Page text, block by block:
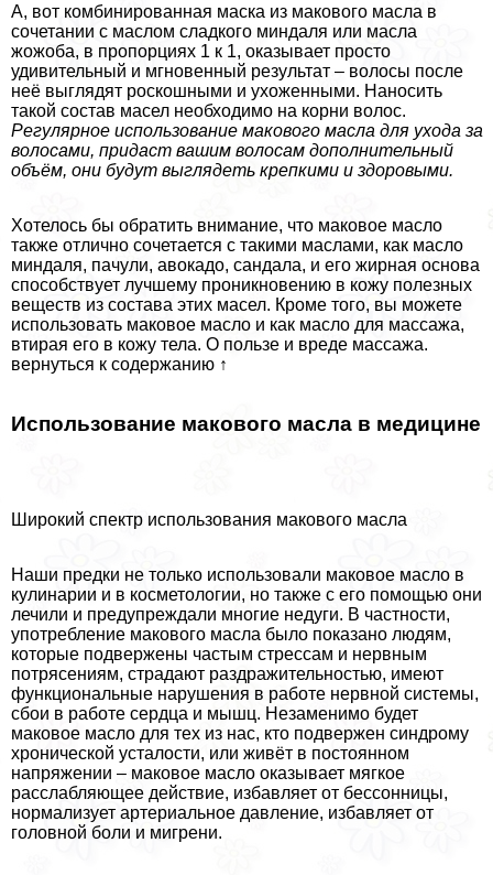
А, вот комбинированная маска из макового масла в
сочетании с маслом сладкого миндаля или масла
жожоба, в пропорциях 1 к 1, оказывает просто
удивительный и мгновенный результат – волосы после
неё выглядят роскошными и ухоженными. Наносить
такой состав масел необходимо на корни волос.
Регулярное использование макового масла для ухода за
волосами, придаст вашим волосам дополнительный
объём, они будут выглядеть крепкими и здоровыми.
Хотелось бы обратить внимание, что маковое масло
также отлично сочетается с такими маслами, как масло
миндаля, пачули, авокадо, сандала, и его жирная основа
способствует лучшему проникновению в кожу полезных
веществ из состава этих масел. Кроме того, вы можете
использовать маковое масло и как масло для массажа,
втирая его в кожу тела. О пользе и вреде массажа.
вернуться к содержанию ↑
Использование макового масла в медицине
Широкий спектр использования макового масла
Наши предки не только использовали маковое масло в
кулинарии и в косметологии, но также с его помощью они
лечили и предупреждали многие недуги. В частности,
употрeбление макового масла было показано людям,
которые подвержены частым стрессам и нервным
потрясениям, страдают раздражительностью, имеют
функциональные нарушения в работе нервной системы,
сбои в работе сердца и мышц. Незаменимо будет
маковое масло для тех из нас, кто подвержен синдрому
хронической усталости, или живёт в постоянном
напряжении – маковое масло оказывает мягкое
расслабляющее действие, избавляет от бессонницы,
нормализует артериальное давление, избавляет от
головной боли и мигрени.